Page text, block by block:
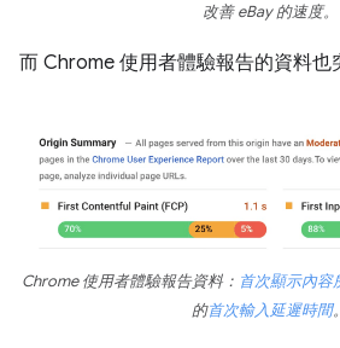
改善 eBay 的速度。
而 Chrome 使用者體驗報告的資料也
Chrome 使用者體驗報告資料： 首次顯示內容
的首次輸入延遲時間。